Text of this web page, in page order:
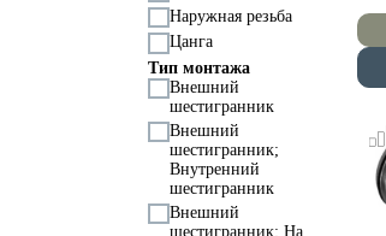
Наружная резьба
Цанга
Тип монтажа
Внешний
шестигранник
Внешний
шестигранник;
Внутренний
шестигранник
Внешний
шестигранник; На